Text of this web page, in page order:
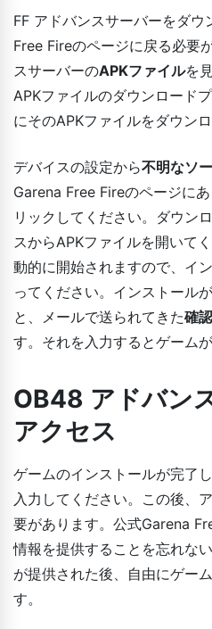
FF アドバンスサーバーをダ
Free Fireのページに戻る必要
スサーバーのAPKファイルを
APKファイルのダウンロード
にそのAPKファイルをダウン
デバイスの設定から不明なソ
Garena Free Fireのページに
リックしてください。ダウン
スからAPKファイルを開いて
動的に開始されますので、イ
ってください。インストール
と、メールで送られてきた確
す。それを入力するとゲーム
OB48 アドバン
アクセス
ゲームのインストールが完了
入力してください。この後、
要があります。公式Garena
情報を提供することを忘れな
が提供された後、自由にゲー
す。